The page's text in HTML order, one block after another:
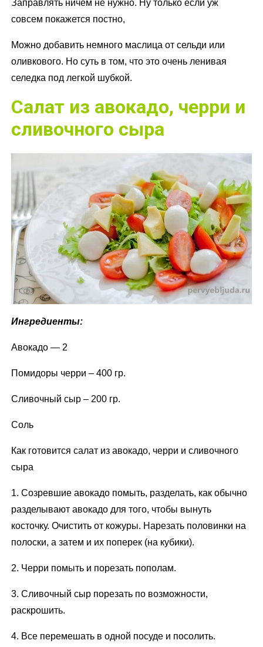
Заправлять ничем не нужно. Ну только если уж
совсем покажется постно,
Можно добавить немного маслица от сельди или
оливкового. Но суть в том, что это очень ленивая
селедка под легкой шубкой.
Салат из авокадо, черри и
сливочного сыра
Ингредиенты:
Авокадо — 2
Помидоры черри – 400 гр.
Сливочный сыр – 200 гр.
Соль
Как готовится салат из авокадо, черри и сливочного
сыра
1. Созревшие авокадо помыть, разделать, как обычно
разделывают авокадо для того, чтобы вынуть
косточку. Очистить от кожуры. Нарезать половинки на
полоски, а затем и их поперек (на кубики).
2. Черри помыть и порезать пополам.
3. Сливочный сыр порезать по возможности,
раскрошить.
4. Все перемешать в одной посуде и посолить.